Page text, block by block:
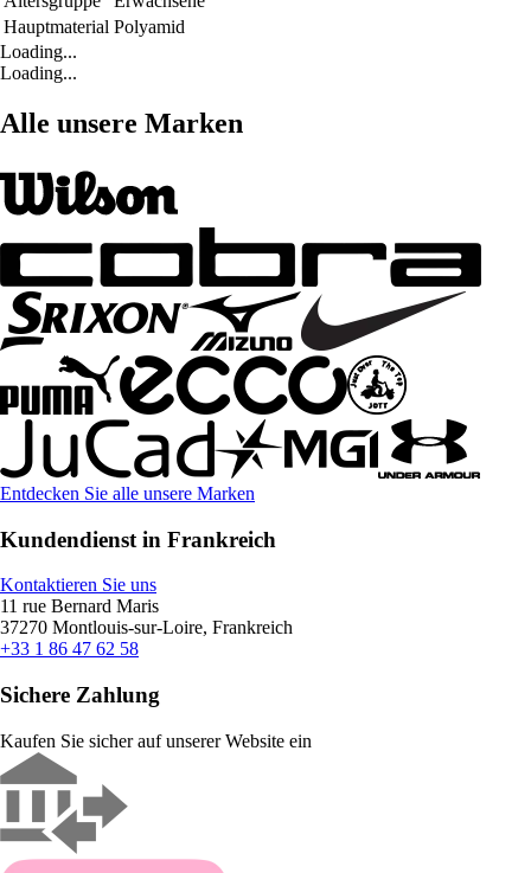
Hauptmaterial Polyamid
Loading...
Loading...
Alle unsere Marken
Entdecken Sie alle unsere Marken
Kundendienst in Frankreich
Kontaktieren Sie uns
11 rue Bernard Maris
37270 Montlouis-sur-Loire, Frankreich
+33 1 86 47 62 58
Sichere Zahlung
Kaufen Sie sicher auf unserer Website ein